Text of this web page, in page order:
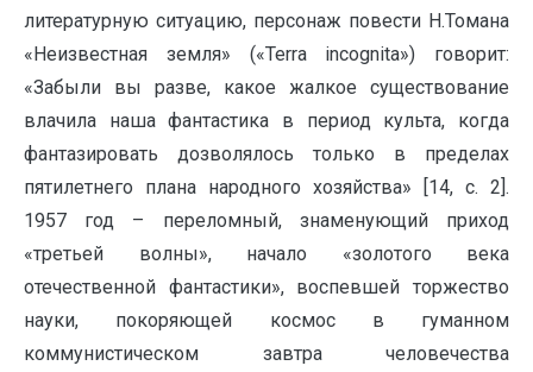
литературную ситуацию, персонаж повести Н.Томана
«Неизвестная земля» («Terra incognita») говорит:
«Забыли вы разве, какое жалкое существование
влачила наша фантастика в период культа, когда
фантазировать дозволялось только в пределах
пятилетнего плана народного хозяйства» [14, с. 2].
1957 год – переломный, знаменующий приход
«третьей волны», начало «золотого века
отечественной фантастики», воспевшей торжество
науки, покоряющей космос в гуманном
коммунистическом завтра человечества